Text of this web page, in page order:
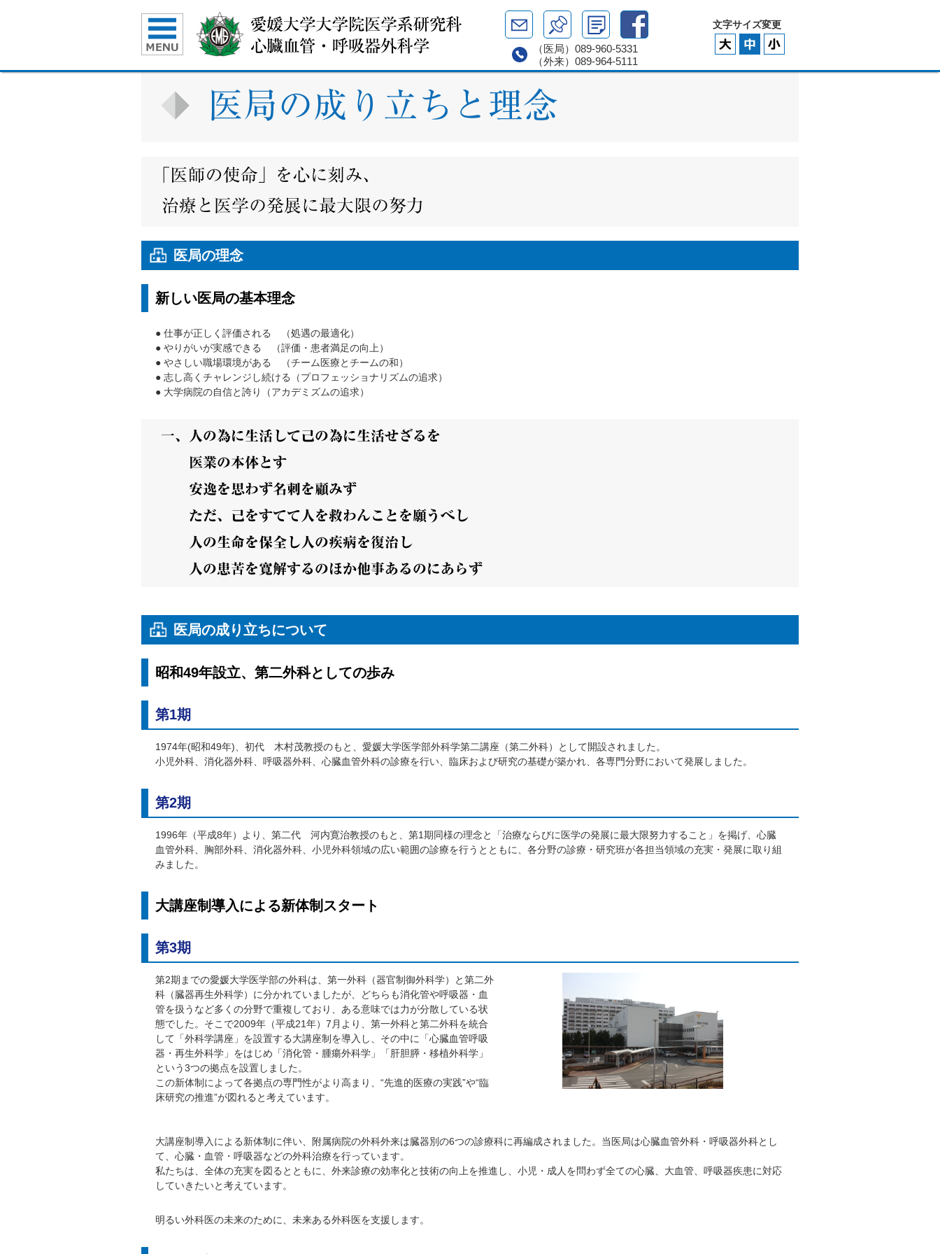
（医局） 089-960-5331
（外来） 089-964-5111
文字サイズ変更
医局の理念
新しい医局の基本理念
● 仕事が正しく評価される （処遇の最適化）
● やりがいが実感できる （評価・患者満足の向上）
● やさしい職場環境がある （チーム医療とチームの和）
● 志し高くチャレンジし続ける（プロフェッショナリズムの追求）
● 大学病院の自信と誇り（アカデミズムの追求）
医局の成り立ちについて
昭和49年設立、 第二外科としての歩み
第1期
1974年(昭和49年)、初代 木村茂教授のもと、愛媛大学医学部外科学第二講座（第二外科）として開設されました。
小児外科、消化器外科、呼吸器外科、心臓血管外科の診療を行い、臨床および研究の基礎が築かれ、各専門分野において発展しました。
第2期
1996年（平成8年）より、第二代 河内寛治教授のもと、第1期同様の理念と「治療ならびに医学の発展に最大限努力すること」を掲げ、心臓
血管外科、胸部外科、消化器外科、小児外科領域の広い範囲の診療を行うとともに、各分野の診療・研究班が各担当領域の充実・発展に取り組
みました。
大講座制導入による新体制スタート
第3期
第2期までの愛媛大学医学部の外科は、第一外科（器官制御外科学）と第二外
科（臓器再生外科学）に分かれていましたが、どちらも消化管や呼吸器・血
管を扱うなど多くの分野で重複しており、ある意味では力が分散している状
態でした。そこで2009年（平成21年）7月より、第一外科と第二外科を統合
して「外科学講座」を設置する大講座制を導入し、その中に「心臓血管呼吸
器・再生外科学」をはじめ「消化管・腫瘍外科学」「肝胆膵・移植外科学」
という3つの拠点を設置しました。
この新体制によって各拠点の専門性がより高まり、“先進的医療の実践”や“臨
床研究の推進”が図れると考えています。
大講座制導入による新体制に伴い、附属病院の外科外来は臓器別の6つの診療科に再編成されました。当医局は心臓血管外科・呼吸器外科とし
て、心臓・血管・呼吸器などの外科治療を行っています。
私たちは、全体の充実を図るとともに、外来診療の効率化と技術の向上を推進し、小児・成人を問わず全ての心臓、大血管、呼吸器疾患に対応
していきたいと考えています。
明るい外科医の未来のために、未来ある外科医を支援します。